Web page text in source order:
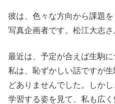
彼は、色々な方向から課題
写真企画者です。松江大志さ
最近は、予定が合えば生駒
私は、恥ずかしい話ですが
どありませんでした。しか
学習する姿を見て、私も広